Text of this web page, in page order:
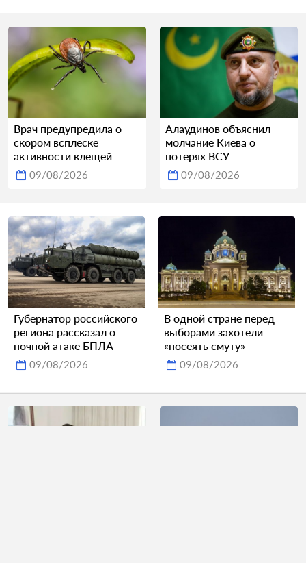
Врач предупредила о
скором всплеске
активности клещей
09/08/2026
Алаудинов объяснил
молчание Киева о
потерях ВСУ
09/08/2026
Губернатор российского
региона рассказал о
ночной атаке БПЛА
09/08/2026
В одной стране перед
выборами захотели
«посеять смуту»
09/08/2026